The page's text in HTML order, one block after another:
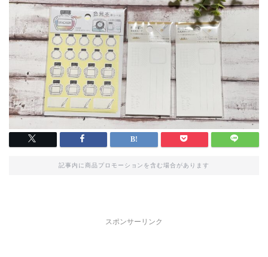
記事内に商品プロモーションを含む場合があります
スポンサーリンク